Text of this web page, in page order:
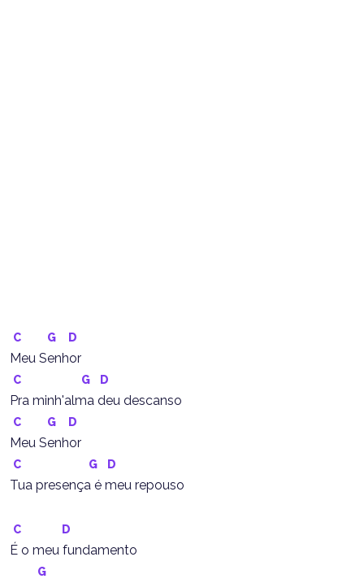
C G D
Meu Senhor
C G D
Pra minh'alma deu descanso
C G D
Meu Senhor
C G D
Tua presença é meu repouso
C D
É o meu fundamento
G